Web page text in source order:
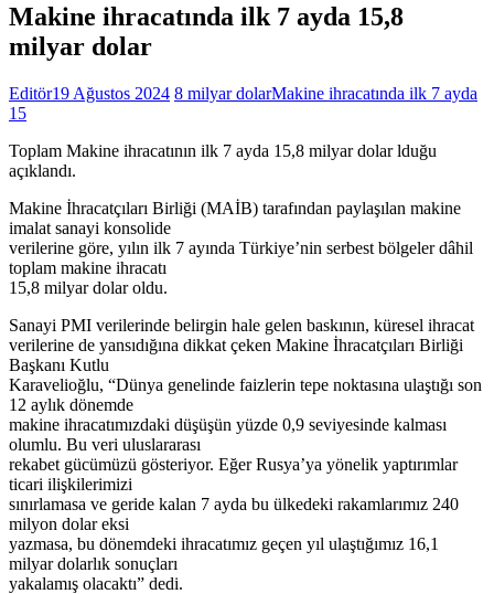
Makine ihracatında ilk 7 ayda 15,8
milyar dolar
Editör19 Ağustos 2024 8 milyar dolarMakine ihracatında ilk 7 ayda
15
Toplam Makine ihracatının ilk 7 ayda 15,8 milyar dolar lduğu
açıklandı.
Makine İhracatçıları Birliği (MAİB) tarafından paylaşılan makine
imalat sanayi konsolide
verilerine göre, yılın ilk 7 ayında Türkiye’nin serbest bölgeler dâhil
toplam makine ihracatı
15,8 milyar dolar oldu.
Sanayi PMI verilerinde belirgin hale gelen baskının, küresel ihracat
verilerine de yansıdığına dikkat çeken Makine İhracatçıları Birliği
Başkanı Kutlu
Karavelioğlu, “Dünya genelinde faizlerin tepe noktasına ulaştığı son
12 aylık dönemde
makine ihracatımızdaki düşüşün yüzde 0,9 seviyesinde kalması
olumlu. Bu veri uluslararası
rekabet gücümüzü gösteriyor. Eğer Rusya’ya yönelik yaptırımlar
ticari ilişkilerimizi
sınırlamasa ve geride kalan 7 ayda bu ülkedeki rakamlarımız 240
milyon dolar eksi
yazmasa, bu dönemdeki ihracatımız geçen yıl ulaştığımız 16,1
milyar dolarlık sonuçları
yakalamış olacaktı” dedi.